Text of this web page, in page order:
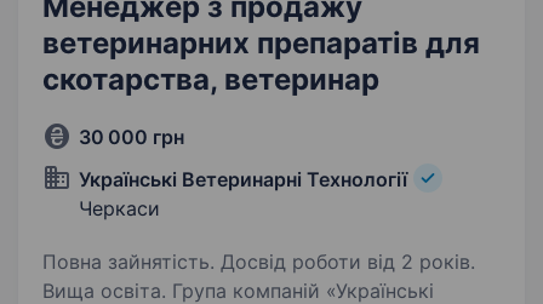
ветеринарних препаратів для
скотарства, ветеринар
30 000 грн
Українські Ветеринарні Технології
Черкаси
Повна зайнятість. Досвід роботи від 2 років.
Вища освіта. Група компаній «Українські